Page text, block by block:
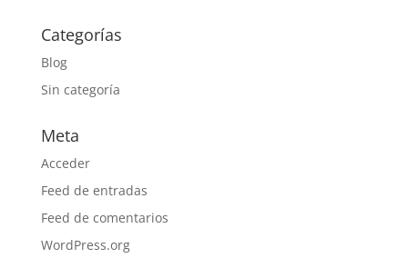
Categorías
Blog
Sin categoría
Meta
Acceder
Feed de entradas
Feed de comentarios
WordPress.org